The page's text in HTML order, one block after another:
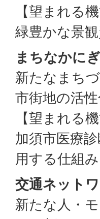
【望まれる
緑豊かな景
まちなかに
新たなまち
市街地の活
【望まれる
加須市医療
用する仕組
交通ネット
新たな人・